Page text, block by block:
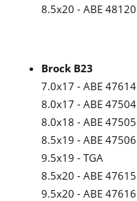
8.5x20 - ABE 48120
Brock B23
7.0x17 - ABE 47614
8.0x17 - ABE 47504
8.0x18 - ABE 47505
8.5x19 - ABE 47506
9.5x19 - TGA
8.5x20 - ABE 47615
9.5x20 - ABE 47616